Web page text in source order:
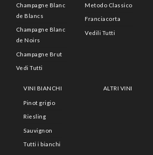
Champagne Blanc
de Blancs
Champagne Blanc
de Noirs
Champagne Brut
Vedi Tutti
Metodo Classico
Franciacorta
Vedili Tutti
VINI BIANCHI
Pinot grigio
Riesling
Sauvignon
Tutti i bianchi
ALTRI VINI